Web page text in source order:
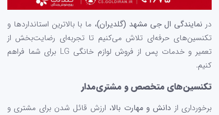
در نمایندگی ال جی مشهد (گلدیران)، ما با بالاترین استانداردها و
تکنسین‌های حرفه‌ای تلاش می‌کنیم تا تجربه‌ای رضایت‌بخش از
تعمیر و خدمات پس از فروش لوازم خانگی LG برای شما فراهم
کنیم.
تکنسین‌های متخصص و مشتری‌مدار
برخورداری از دانش و مهارت بالا، ارزش قائل شدن برای مشتری و